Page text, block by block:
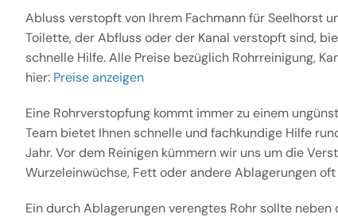
Abluss verstopft von Ihrem Fachmann für Seelhorst
Toilette, der Abfluss oder der Kanal verstopft sind,
schnelle Hilfe. Alle Preise bezüglich Rohrreinigung,
hier: Preise anzeigen
Eine Rohrverstopfung kommt immer zu einem
Team bietet Ihnen schnelle und fachkundige Hilfe
Jahr. Vor dem Reinigen kümmern wir uns um die
Wurzeleinwüchse, Fett oder andere Ablagerungen
Ein durch Ablagerungen verengtes Rohr sollte